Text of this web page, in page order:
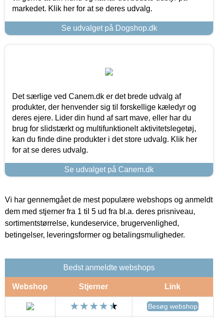
markedet. Klik her for at se deres udvalg.
Se udvalget på Dogshop.dk
Det særlige ved Canem.dk er det brede udvalg af
produkter, der henvender sig til forskellige kæledyr og
deres ejere. Lider din hund af sart mave, eller har du
brug for slidstærkt og multifunktionelt aktivitetslegetøj,
kan du finde dine produkter i det store udvalg. Klik her
for at se deres udvalg.
Se udvalget på Canem.dk
Vi har gennemgået de mest populære webshops og anmeldt
dem med stjerner fra 1 til 5 ud fra bl.a. deres prisniveau,
sortimentstørrelse, kundeservice, brugervenlighed,
betingelser, leveringsformer og betalingsmuligheder.
Bedst anmeldte webshops
Webshop Stjerner Link
Besøg webshop